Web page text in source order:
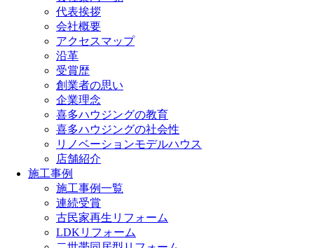
代表挨拶
会社概要
アクセスマップ
沿革
受賞歴
創業者の思い
企業理念
喜多ハウジングの教育
喜多ハウジングの社会性
リノベーションモデルハウス
店舗紹介
施工事例
施工事例一覧
連続受賞
古民家再生リフォーム
LDKリフォーム